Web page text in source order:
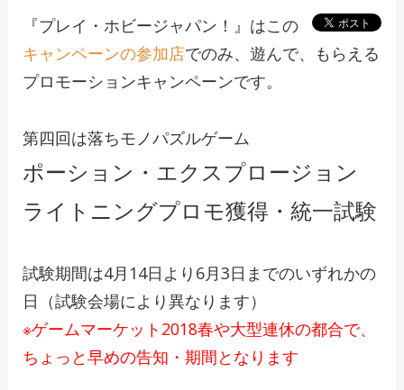
『プレイ・ホビージャパン！』はこの
キャンペーンの参加店でのみ、遊んで、もらえる
プロモーションキャンペーンです。
第四回は落ちモノパズルゲーム
ポーション・エクスプロージョン
ライトニングプロモ獲得・統一試験
試験期間は4月14日より6月3日までのいずれかの
日（試験会場により異なります）
※ゲームマーケット2018春や大型連休の都合で、
ちょっと早めの告知・期間となります